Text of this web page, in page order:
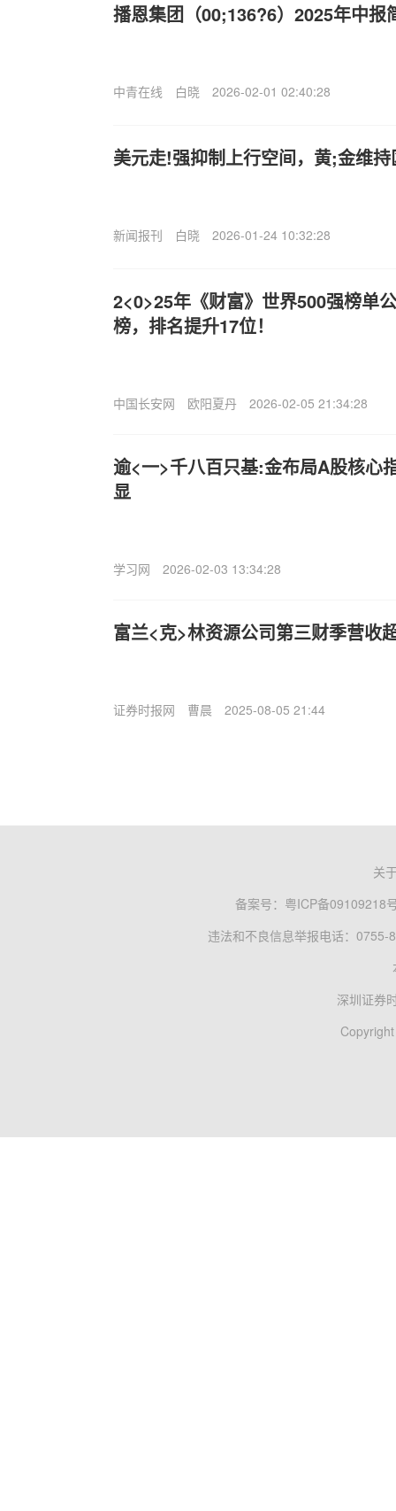
播恩集团（00;136?6）2025年中报
中青在线 白晓 2026-02-01 02:40:28
美元走!强抑制上行空间，黄;金维
新闻报刊 白晓 2026-01-24 10:32:28
2<0>25年《财富》世界500强榜单
榜，排名提升17位！
中国长安网 欧阳夏丹 2026-02-05 21:34:28
逾<一>千八百只基:金布局A股核心
显
学习网 2026-02-03 13:34:28
富兰<克>林资源公司第三财季营收
证券时报网 曹晨 2025-08-05 21:44
关
备案号： 粤ICP备09109218
违法和不良信息举报电话：0755-
深圳证券